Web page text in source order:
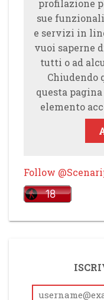
profilazione
sue
e servizi in
vuoi saperne
tutti o ad
Chiudendo
questa
elemento
Follow